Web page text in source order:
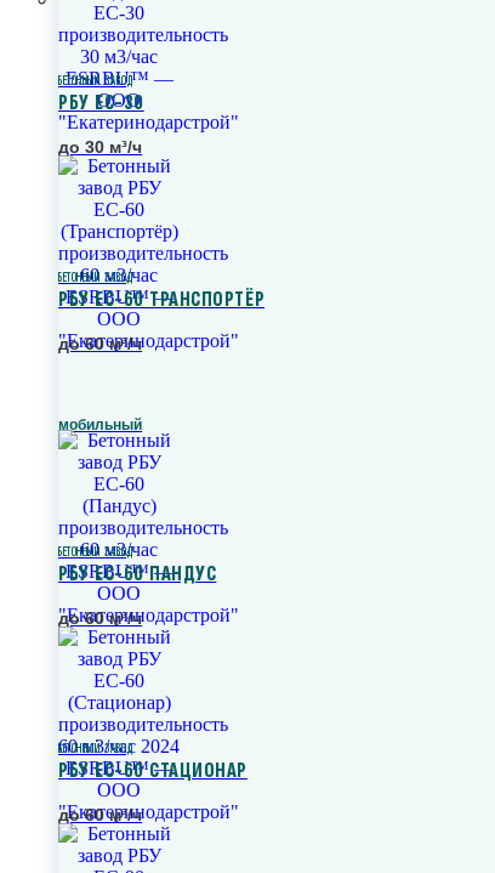
БЕТОННЫЙ ЗАВОД
РБУ ЕС-30
до 30 м³/ч
БЕТОННЫЙ ЗАВОД
РБУ ЕС-60 ТРАНСПОРТЁР
до 60 м³/ч
мобильный
БЕТОННЫЙ ЗАВОД
РБУ ЕС-60 ПАНДУС
до 60 м³/ч
БЕТОННЫЙ ЗАВОД
РБУ ЕС-60 СТАЦИОНАР
до 60 м³/ч